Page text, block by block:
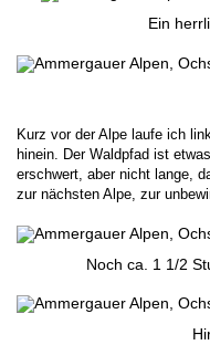
Ein
Kurz vor der Alpe laufe ich
hinein. Der Waldpfad ist
erschwert, aber nicht lange,
zur nächsten Alpe, zur
Noch ca. 1 1/2